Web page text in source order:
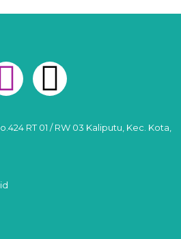
RT 01 / RW 03 Kaliputu, Kec. Kota,